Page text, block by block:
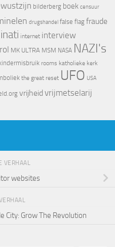
bilderberg boek censuur
drugshandel false flag fraude
internet interview
MK ULTRA MSM NASA NAZI's
rooms katholieke kerk
the great reset UFO USA
vrijheid vrijmetselarij
VERHAAL
websites
City: Grow The Revolution